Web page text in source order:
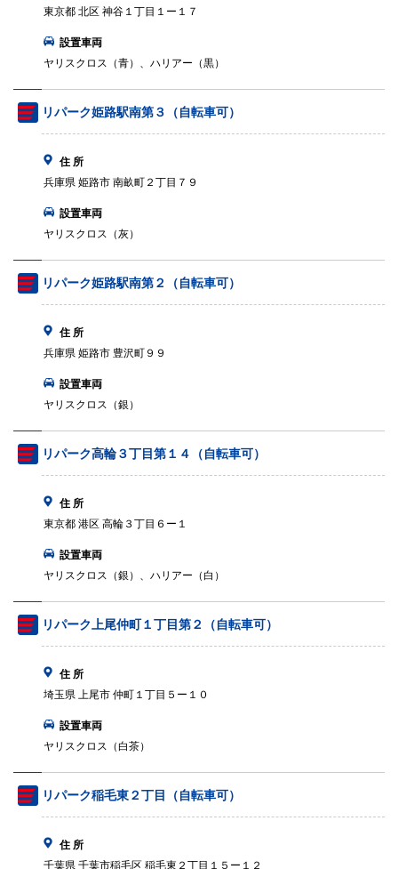
東京都 北区 神谷１丁目１ー１７
設置車両
ヤリスクロス（青）、ハリアー（黒）
リパーク姫路駅南第３（自転車可）
住 所
兵庫県 姫路市 南畝町２丁目７９
設置車両
ヤリスクロス（灰）
リパーク姫路駅南第２（自転車可）
住 所
兵庫県 姫路市 豊沢町９９
設置車両
ヤリスクロス（銀）
リパーク高輪３丁目第１４（自転車可）
住 所
東京都 港区 高輪３丁目６ー１
設置車両
ヤリスクロス（銀）、ハリアー（白）
リパーク上尾仲町１丁目第２（自転車可）
住 所
埼玉県 上尾市 仲町１丁目５ー１０
設置車両
ヤリスクロス（白茶）
リパーク稲毛東２丁目（自転車可）
住 所
千葉県 千葉市稲毛区 稲毛東２丁目１５ー１２